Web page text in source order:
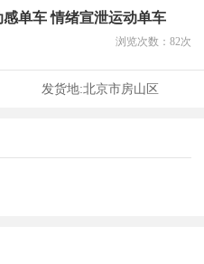
单车 情绪宣泄运动单车
浏览次数： 82次
发货地:北京市房山区